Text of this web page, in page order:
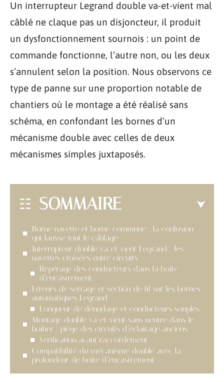
Un interrupteur Legrand double va-et-vient mal
câblé ne claque pas un disjoncteur, il produit
un dysfonctionnement sournois : un point de
commande fonctionne, l’autre non, ou les deux
s’annulent selon la position. Nous observons ce
type de panne sur une proportion notable de
chantiers où le montage a été réalisé sans
schéma, en confondant les bornes d’un
mécanisme double avec celles de deux
mécanismes simples juxtaposés.
SOMMAIRE
Borne navette et borne commune : la confusion
qui fausse tout le câblage
Interrupteur double va-et-vient Legrand : les
navettes croisées entre circuits
Repérage des conducteurs dans la boîte
d’encastrement
Erreurs de serrage et section de fil sur les bornes
automatiques Legrand
Longueur de dénudage et conducteurs souples
Montage double va-et-vient sans neutre dans le
boîtier : piège des circuits d’éclairage anciens
Vérification avant raccordement
Compatibilité du mécanisme double avec la
profondeur de boîte d’encastrement